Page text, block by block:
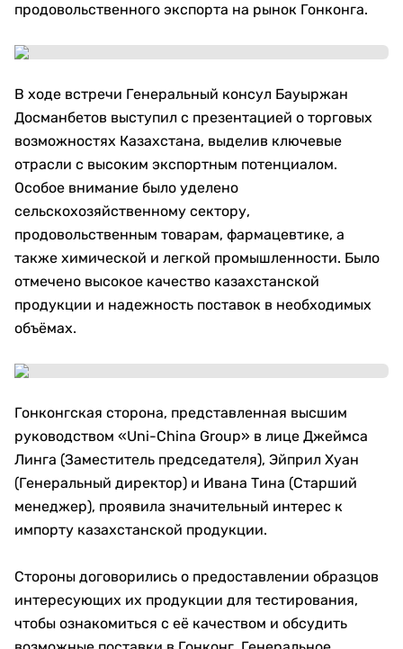
продовольственного экспорта на рынок Гонконга.
В ходе встречи Генеральный консул Бауыржан
Досманбетов выступил с презентацией о торговых
возможностях Казахстана, выделив ключевые
отрасли с высоким экспортным потенциалом.
Особое внимание было уделено
сельскохозяйственному сектору,
продовольственным товарам, фармацевтике, а
также химической и легкой промышленности. Было
отмечено высокое качество казахстанской
продукции и надежность поставок в необходимых
объёмах.
Гонконгская сторона, представленная высшим
руководством «Uni-China Group» в лице Джеймса
Линга (Заместитель председателя), Эйприл Хуан
(Генеральный директор) и Ивана Тина (Старший
менеджер), проявила значительный интерес к
импорту казахстанской продукции.
Стороны договорились о предоставлении образцов
интересующих их продукции для тестирования,
чтобы ознакомиться с её качеством и обсудить